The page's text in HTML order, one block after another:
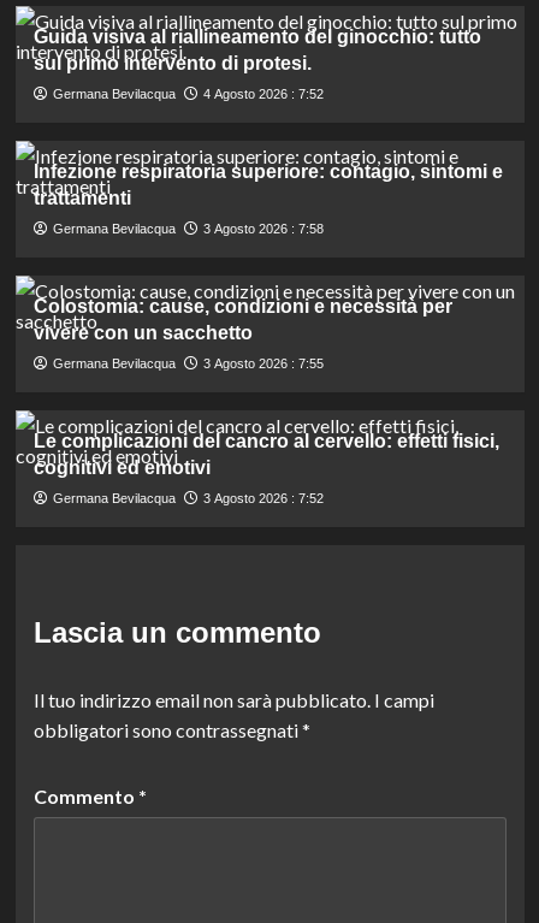
Guida visiva al riallineamento del ginocchio: tutto
sul primo intervento di protesi.
Germana Bevilacqua 4 Agosto 2026 : 7:52
Infezione respiratoria superiore: contagio, sintomi e
trattamenti
Germana Bevilacqua 3 Agosto 2026 : 7:58
Colostomia: cause, condizioni e necessità per
vivere con un sacchetto
Germana Bevilacqua 3 Agosto 2026 : 7:55
Le complicazioni del cancro al cervello: effetti fisici,
cognitivi ed emotivi
Germana Bevilacqua 3 Agosto 2026 : 7:52
Lascia un commento
Il tuo indirizzo email non sarà pubblicato. I campi
obbligatori sono contrassegnati*
Commento *